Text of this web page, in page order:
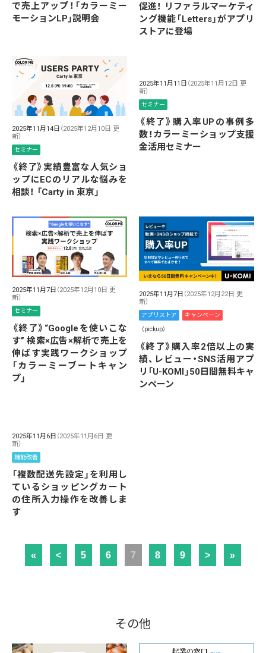
で売上アップ！「カラーミー
モーションLP」説明会
促進！ リファラルマーケティ
ング機能「Letters」がアプリ
ストアに登場
2025年11月14日 （2025年12月10日 更
新）
セミナー
《終了》実績豊富な人気ショ
ップにECのリアルな悩みを
相談！ 「Carty in 東京」
2025年11月11日 （2025年11月12日 更
新）
セミナー
《終了》購入率UPの事例多
数！カラーミーショップ支援
金活用セミナー
2025年11月7日 （2025年12月10日 更
新）
セミナー
《終了》“Googleを使いこな
す” 検索×広告×解析で売上を
伸ばす実践ワークショップ
「カラーミーブートキャン
プ」
2025年11月7日 （2025年12月22日 更
新）
アプリストア キャンペーン
（pickup）
《終了》購入率2倍以上の実
績、レビュー・SNS活用アプ
リ「U-KOMI」50日間無料キャ
ンペーン
2025年11月6日 （2025年11月6日 更
新）
機能改善
「複数配送先設定」を利用し
ているショッピングカート
の住所入力操作を改善しま
す
« < 5 6 7 8 9 > »
その他